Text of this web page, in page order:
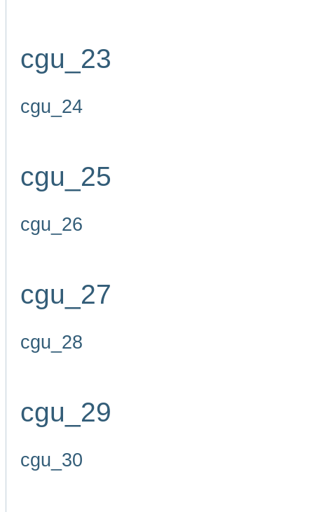
cgu_23
cgu_24
cgu_25
cgu_26
cgu_27
cgu_28
cgu_29
cgu_30